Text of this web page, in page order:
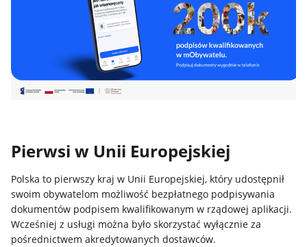
Pierwsi w Unii Europejskiej
Polska to pierwszy kraj w Unii Europejskiej, który udostępnił
swoim obywatelom możliwość bezpłatnego podpisywania
dokumentów podpisem kwalifikowanym w rządowej aplikacji.
Wcześniej z usługi można było skorzystać wyłącznie za
pośrednictwem akredytowanych dostawców.